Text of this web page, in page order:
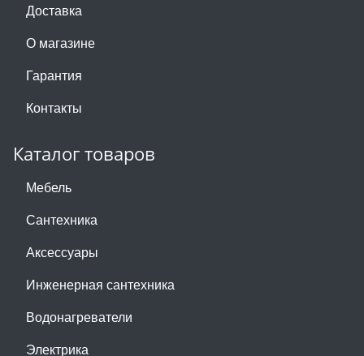
Доставка
О магазине
Гарантия
Контакты
Каталог товаров
Мебель
Сантехника
Аксессуары
Инженерная сантехника
Водонагреватели
Электрика